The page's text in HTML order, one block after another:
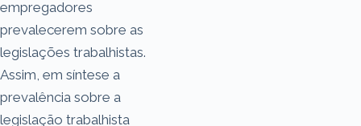
empregadores
prevalecerem sobre as
legislações trabalhistas.
Assim, em síntese a
prevalência sobre a
legislação trabalhista